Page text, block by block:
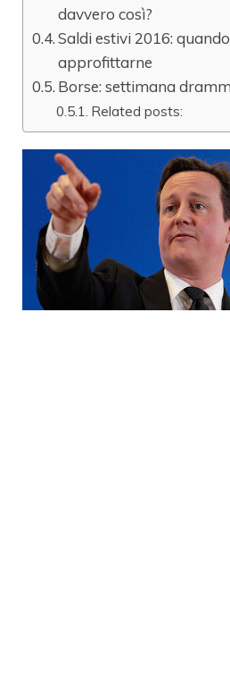
davvero così?
Saldi estivi 2016:
approfittarne
Borse: settimana
Related posts: